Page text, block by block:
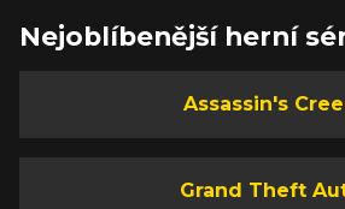
Nejoblíbenější herní
Assassin's
Grand Theft